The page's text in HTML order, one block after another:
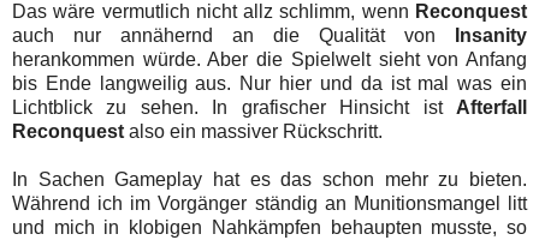
Das wäre vermutlich nicht allz schlimm, wenn Reconquest
auch nur annähernd an die Qualität von
Insanity
herankommen würde. Aber die Spielwelt sieht von Anfang
bis Ende langweilig aus. Nur hier und da ist mal was ein
Lichtblick zu sehen. In grafischer Hinsicht ist Afterfall
Reconquestalso ein massiver Rückschritt.
In Sachen Gameplay hat es das schon mehr zu bieten.
Während ich im Vorgänger ständig an Munitionsmangel litt
und mich in klobigen Nahkämpfen behaupten musste, so